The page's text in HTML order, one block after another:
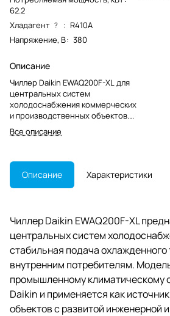
62.2
Хладагент ? : R410A
Напряжение, В: 380
Описание
Чиллер Daikin EWAQ200F-XL для
центральных систем
холодоснабжения коммерческих
и производственных объектов.
Модель снята с производства,
подбор выполняется по
системой.
Все описание
Описание Характеристики
Чиллер Daikin EWAQ200F-XL
центральных систем
стабильная подача охлажденного
внутренним потребителям.
промышленному климатическому
Daikin и применяется как
объектов с развитой инженерной